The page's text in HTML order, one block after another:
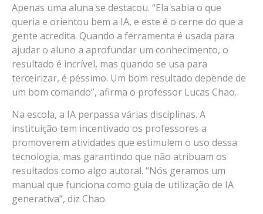
Apenas uma aluna se destacou. “Ela sabia o que
queria e orientou bem a IA, e este é o cerne do que a
gente acredita. Quando a ferramenta é usada para
ajudar o aluno a aprofundar um conhecimento, o
resultado é incrível, mas quando se usa para
terceirizar, é péssimo. Um bom resultado depende de
um bom comando”, afirma o professor Lucas Chao.
Na escola, a IA perpassa várias disciplinas. A
instituição tem incentivado os professores a
promoverem atividades que estimulem o uso dessa
tecnologia, mas garantindo que não atribuam os
resultados como algo autoral. “Nós geramos um
manual que funciona como guia de utilização de IA
generativa”, diz Chao.